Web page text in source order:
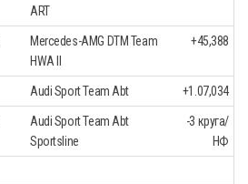
ART
Mercedes-AMG DTM Team
HWA II
+45,388
Audi Sport Team Abt +1.07,034
Audi Sport Team Abt
Sportsline
-3 круга/
НФ